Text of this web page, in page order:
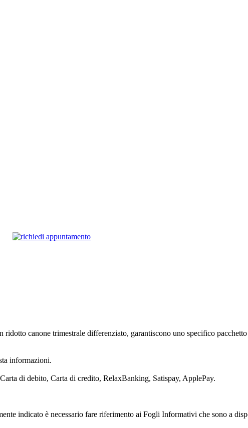
canone trimestrale differenziato, garantiscono uno specifico
informazioni.
di debito, Carta di credito, RelaxBanking, Satispay, ApplePay.
indicato è necessario fare riferimento ai Fogli Informativi che sono a